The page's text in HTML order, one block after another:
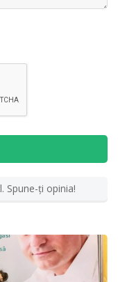
Spune-ţi opinia!